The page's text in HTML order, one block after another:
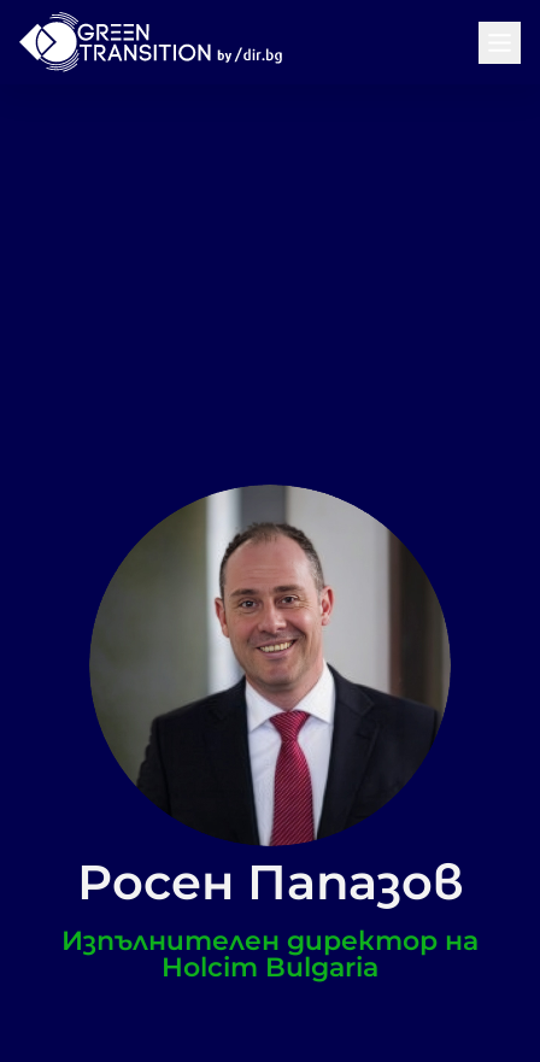
Росен Папазов
Изпълнителен директор на
Holcim Bulgaria